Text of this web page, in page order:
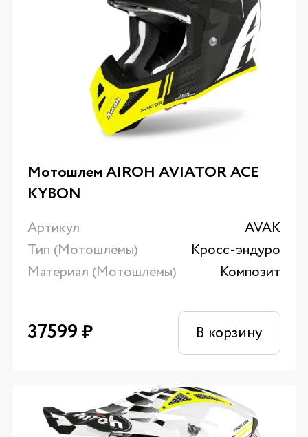
Мотошлем AIROH AVIATOR ACE
KYBON
Артикул
AVAK
Тип (Мотошлемы)
Кросс-эндуро
Материал (Мотошлемы)
Композит
37599₽ В корзину